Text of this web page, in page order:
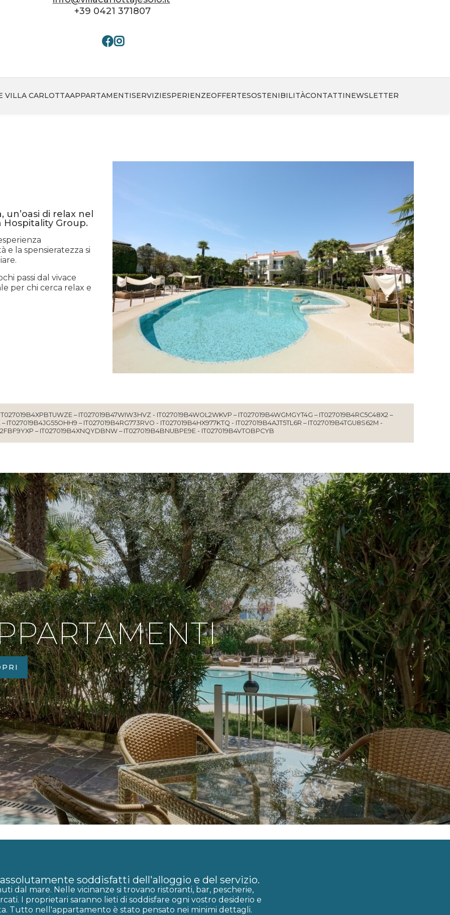
+39 0421 371807
VILLA CARLOTTAAPPARTAMENTISERVIZIESPERIENZEOFFERTESOSTENIBILITÀCONTATTINEWSLETTER
di relax nel
Group.
e la spensieratezza si
passi dal vivace
per chi cerca relax e
– IT027019B47WIW3HVZ - IT027019B4WOL2WKVP – IT027019B4WGMGYT4G – IT027019B4RC5C48X2 –
IT027019B4JG55OHH9 – IT027019B4RG773RVO - IT027019B4HX977KTQ - IT027019B4AJT5TL6R – IT027019B4TGU8S62M -
– IT027019B4XNQYDBNW – IT027019B4BNUBPE9E - IT027019B4VTOBPCYB
soddisfatti dell'alloggio e del servizio.
dal mare. Nelle vicinanze si trovano ristoranti, bar, pescherie,
I proprietari saranno lieti di soddisfare ogni vostro desiderio e
Tutto nell'appartamento è stato pensato nei minimi dettagli.